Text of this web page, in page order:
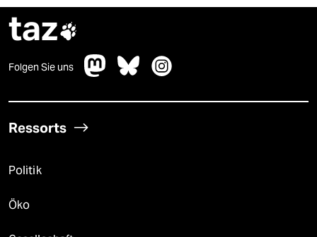
taz
Folgen Sie uns
Ressorts
Politik
Öko